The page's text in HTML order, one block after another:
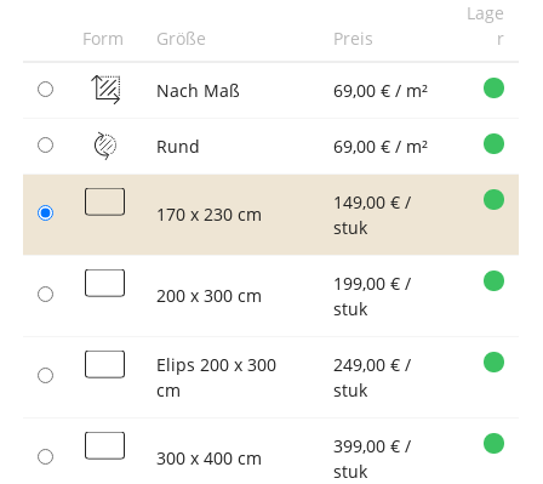
Form Größe Preis
Lage
r
Nach Maß 69,00 € / m²
Rund 69,00 € / m²
170 x 230 cm
149,00 € /
stuk
200 x 300 cm
199,00 € /
stuk
Elips 200 x 300
cm
249,00 € /
stuk
300 x 400 cm
399,00 € /
stuk